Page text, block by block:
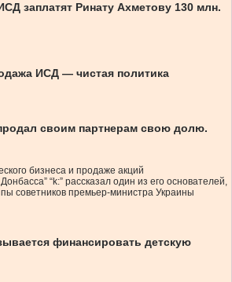
заплатят Ринату Ахметову 130 млн.
ИСД — чистая политика
своим партнерам свою долю.
бизнеса и продаже акций
“k:” рассказал один из его основателей,
советников премьер-министра Украины
финансировать детскую